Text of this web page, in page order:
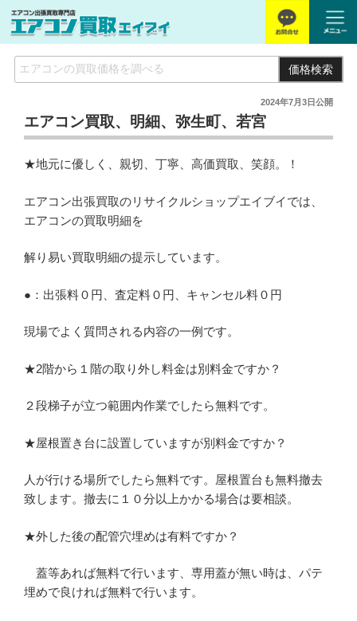
価格検索
2024年7月3日公開
エアコン買取、明細、弥生町、若宮
★地元に優しく、親切、丁寧、高価買取、笑顔。！
エアコン出張買取のリサイクルショップエイブイでは、
エアコンの買取明細を
解り易い買取明細の提示しています。
●：出張料０円、査定料０円、キャンセル料０円
現場でよく質問される内容の一例です。
★2階から１階の取り外し料金は別料金ですか？
２段梯子が立つ範囲内作業でしたら無料です。
★屋根置き台に設置していますが別料金ですか？
人が行ける場所でしたら無料です。屋根置台も無料撤去
致します。撤去に１０分以上かかる場合は要相談。
★外した後の配管穴埋めは有料ですか？
蓋等あれば無料で行います、専用蓋が無い時は、パテ
埋めで良ければ無料で行います。